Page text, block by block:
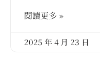
閱讀更多 »
2025 年 4 月 23 日